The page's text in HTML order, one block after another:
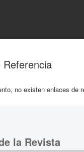
Referencia
no existen enlaces de
la Revista